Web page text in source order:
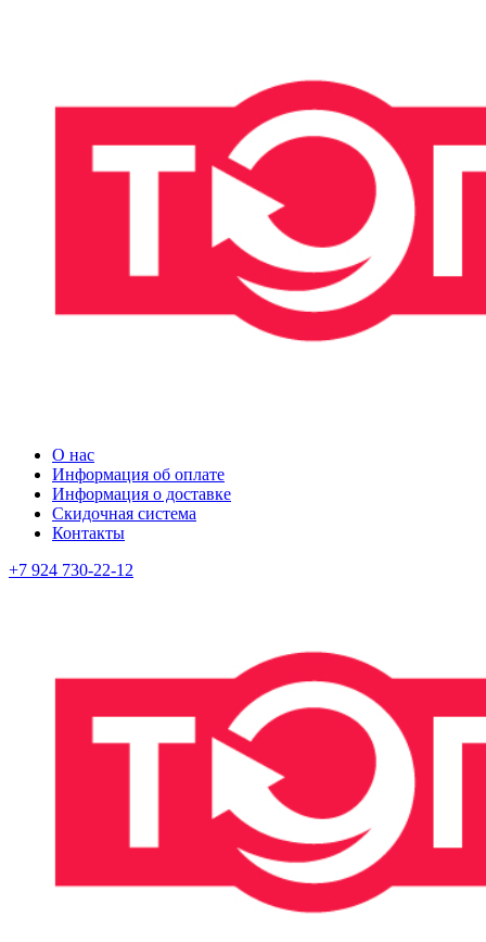
О нас
Информация об оплате
Информация о доставке
Скидочная система
Контакты
+7 924 730-22-12